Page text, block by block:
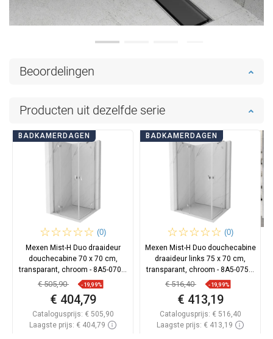
Beoordelingen
Producten uit dezelfde serie
BADKAMERDAGEN
(0)
Mexen Mist-H Duo draaideur
douchecabine 70 x 70 cm,
transparant, chroom - 8A5-070L-
070P-01-00
€ 505,90 -19,99%
€ 404,79
Catalogusprijs: € 505,90
Laagste prijs: € 404,79
BADKAMERDAGEN
(0)
Mexen Mist-H Duo douchecabine
draaideur links 75 x 70 cm,
transparant, chroom - 8A5-075L-
070P-01-00
€ 516,40 -19,99%
€ 413,19
Catalogusprijs: € 516,40
Laagste prijs: € 413,19